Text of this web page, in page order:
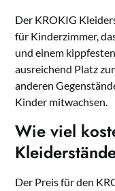
Der KROKIG
für Kinderzimmer,
und einem
ausreichend Platz
anderen
Kinder mitwachsen.
Wie viel
Der Preis für den